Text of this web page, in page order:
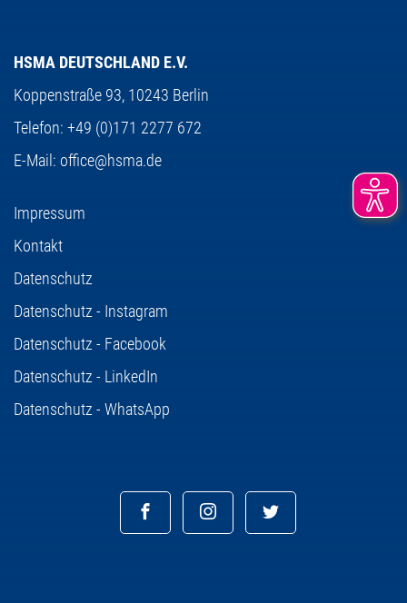
HSMA DEUTSCHLAND E.V.
Koppenstraße 93, 10243 Berlin
Telefon: +49 (0)171 2277 672
E-Mail: office@hsma.de
Impressum
Kontakt
Datenschutz
Datenschutz - Instagram
Datenschutz - Facebook
Datenschutz - LinkedIn
Datenschutz - WhatsApp